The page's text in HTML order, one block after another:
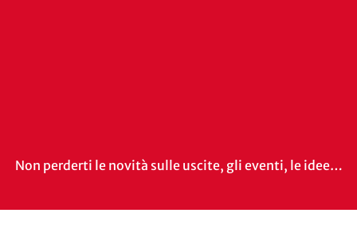
Non perderti le novità sulle uscite, gli eventi, le idee…